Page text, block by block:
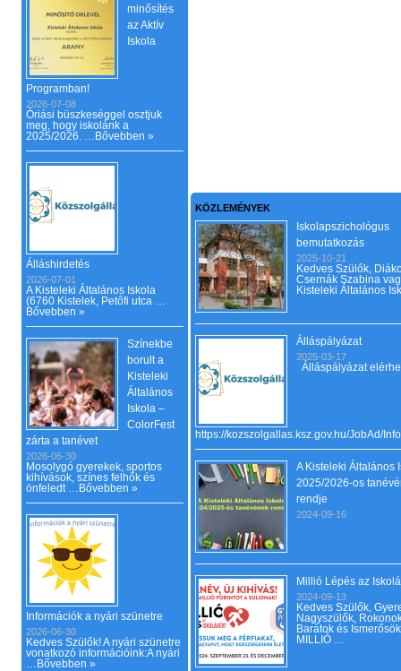
minősítés
az Aktív
Iskola
Programban!
2026-07-08
Óriási büszkeséggel osztjuk
meg, hogy iskolánk a
2025/2026. …Bővebben »
Álláshirdetés
2026-07-01
A Kisteleki Általános Iskola
(6760 Kistelek, Petőfi utca …
Bővebben »
Színekbe
borult a
Kisteleki
Általános
Iskola –
ColorFest
zárta a tanévet
2026-06-30
Mosolygó gyerekek, sportos
kihívások, színes felhők és
önfeledt …Bővebben »
Információk a nyári szünetre
2026-06-30
Kedves Szülők! A nyári szünetre
vonatkozó információink:A nyári
…Bővebben »
KÖZLEMÉNYEK
Iskolapszichológus
bemutatkozás
2025-10-21
Kedves Szülők,
Csernák Szabina
Kisteleki Általános
Álláspályázat
2025-03-17
Álláspályázat
https://kozszolgallas.ksz.gov.hu/JobAd/
A Kisteleki Általános
2025/2026-os
rendje
2024-09-16
Millió Lépés az
2024-09-13
Kedves Szülők,
Nagyszülők,
Barátok és
MILLIÓ …